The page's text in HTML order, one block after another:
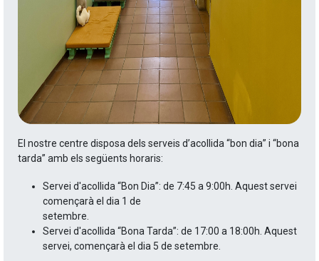
El nostre centre disposa dels serveis d’acollida “bon dia” i “bona
tarda” amb els següents horaris:
Servei d'acollida “Bon Dia”: de 7:45 a 9:00h. Aquest servei
començarà el dia 1 de
setembre.
Servei d'acollida “Bona Tarda”: de 17:00 a 18:00h. Aquest
servei, començarà el dia 5 de setembre.